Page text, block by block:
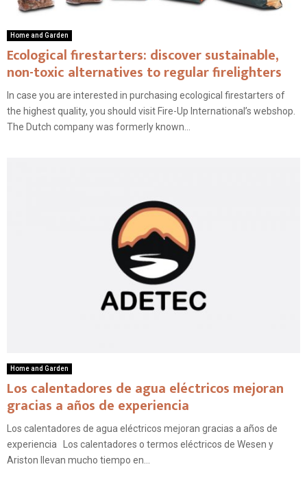
Home and Garden
Ecological firestarters: discover sustainable,
non-toxic alternatives to regular firelighters
In case you are interested in purchasing ecological firestarters of
the highest quality, you should visit Fire-Up International’s webshop.
The Dutch company was formerly known...
Home and Garden
Los calentadores de agua eléctricos mejoran
gracias a años de experiencia
Los calentadores de agua eléctricos mejoran gracias a años de
experiencia Los calentadores o termos eléctricos de Wesen y
Ariston llevan mucho tiempo en...